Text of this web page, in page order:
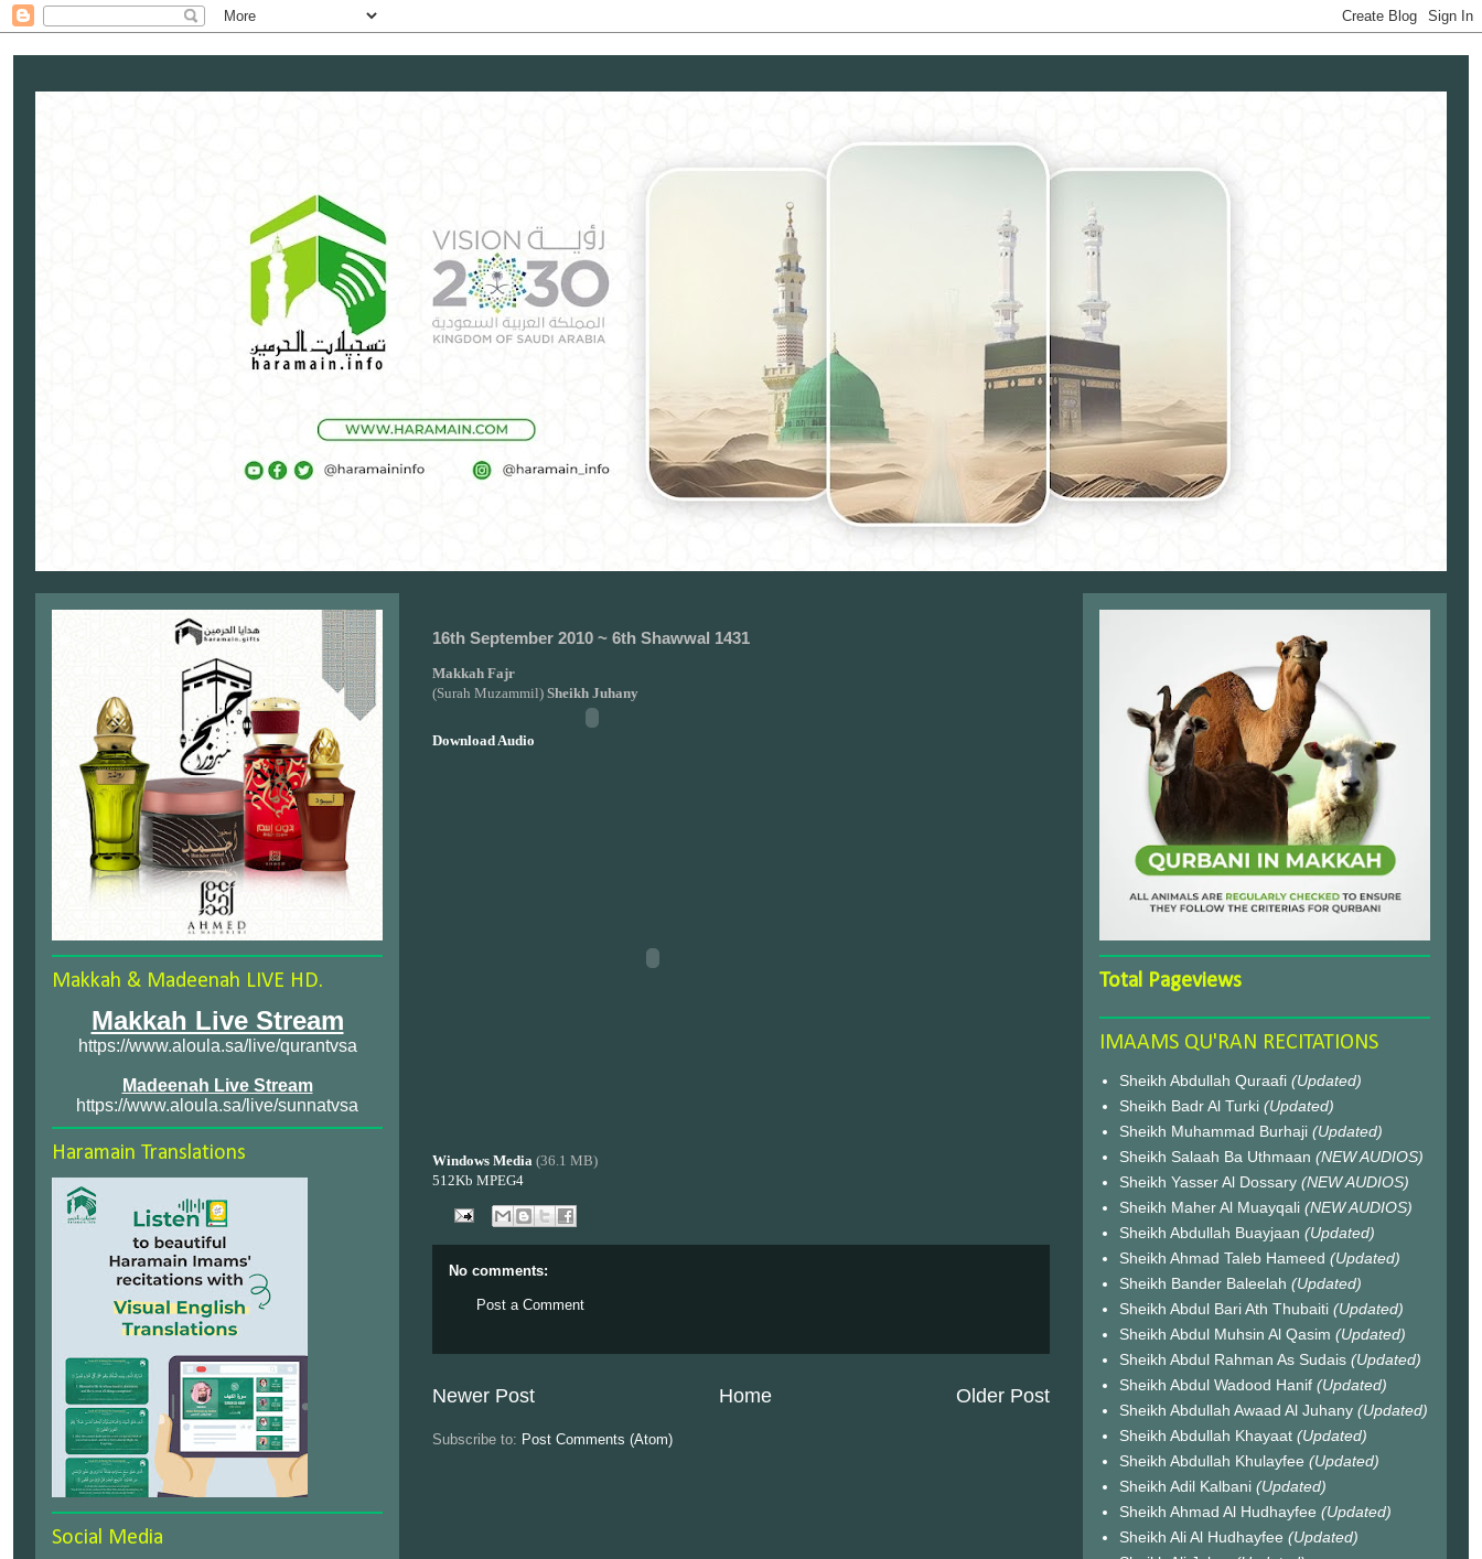
16th September 2010 ~ 6th Shawwal 1431
Makkah Fajr
(Surah Muzammil) Sheikh Juhany
Download Audio
Windows Media (36.1 MB)
512Kb MPEG4
No comments:
Post a Comment
Newer Post Older Post
Home
Subscribe to: Post Comments (Atom)
Makkah & Madeenah LIVE HD.
Makkah Live Stream
https://www.aloula.sa/live/qurantvsa
Madeenah Live Stream
https://www.aloula.sa/live/sunnatvsa
Haramain Translations
Social Media
Total Pageviews
IMAAMS QU'RAN RECITATIONS
Sheikh Abdullah Quraafi (Updated)
Sheikh Badr Al Turki (Updated)
Sheikh Muhammad Burhaji (Updated)
Sheikh Salaah Ba Uthmaan (NEW AUDIOS)
Sheikh Yasser Al Dossary (NEW AUDIOS)
Sheikh Maher Al Muayqali (NEW AUDIOS)
Sheikh Abdullah Buayjaan (Updated)
Sheikh Ahmad Taleb Hameed (Updated)
Sheikh Bander Baleelah (Updated)
Sheikh Abdul Bari Ath Thubaiti (Updated)
Sheikh Abdul Muhsin Al Qasim (Updated)
Sheikh Abdul Rahman As Sudais (Updated)
Sheikh Abdul Wadood Hanif (Updated)
Sheikh Abdullah Awaad Al Juhany (Updated)
Sheikh Abdullah Khayaat (Updated)
Sheikh Abdullah Khulayfee (Updated)
Sheikh Adil Kalbani (Updated)
Sheikh Ahmad Al Hudhayfee (Updated)
Sheikh Ali Al Hudhayfee (Updated)